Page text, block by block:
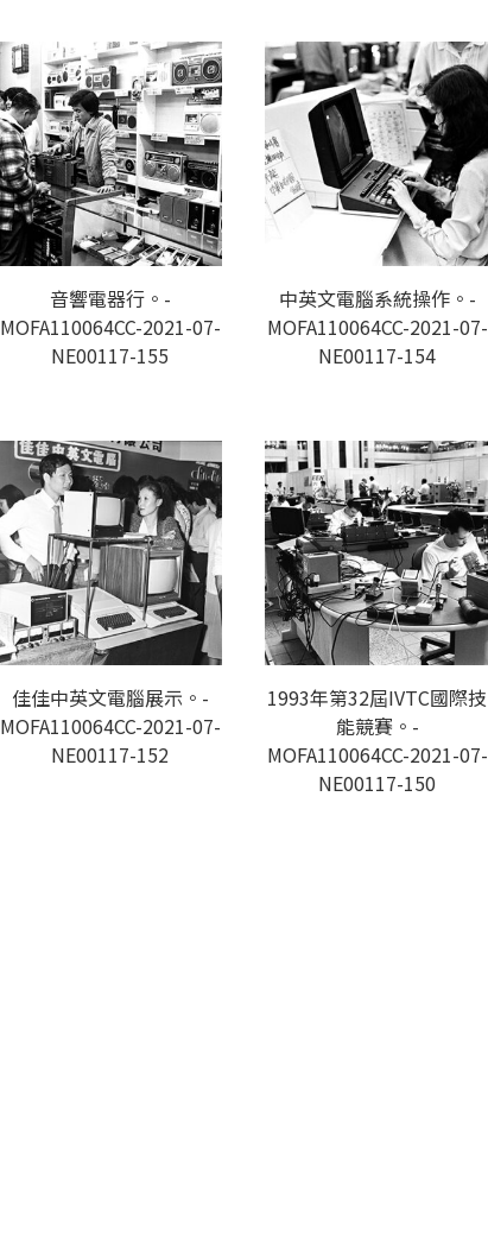
音響電器行。-
MOFA110064CC-2021-07-
NE00117-155
中英文電腦系統操作。-
MOFA110064CC-2021-07-
NE00117-154
佳佳中英文電腦展示。-
MOFA110064CC-2021-07-
NE00117-152
1993年第32屆IVTC國際技
能競賽。-
MOFA110064CC-2021-07-
NE00117-150